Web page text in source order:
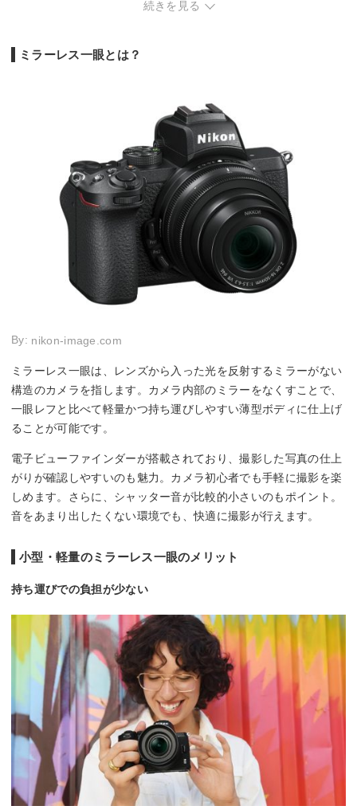
00/拡張：ISO10240
00/拡張：ISO50～2
サイズ
行59.5 mm
続きを見る
ミラーレス一眼とは？
By: nikon-image.com
ミラーレス一眼は、レンズから入った光を反射するミラーがない
構造のカメラを指します。カメラ内部のミラーをなくすことで、
一眼レフと比べて軽量かつ持ち運びしやすい薄型ボディに仕上げ
ることが可能です。
電子ビューファインダーが搭載されており、撮影した写真の仕上
がりが確認しやすいのも魅力。カメラ初心者でも手軽に撮影を楽
しめます。さらに、シャッター音が比較的小さいのもポイント。
音をあまり出したくない環境でも、快適に撮影が行えます。
小型・軽量のミラーレス一眼のメリット
持ち運びでの負担が少ない